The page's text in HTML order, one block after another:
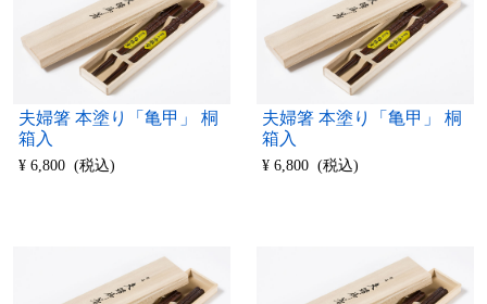
夫婦箸 本塗り「亀甲」 桐
箱入
¥ 6,800 (税込)
夫婦箸 本塗り「亀甲」 桐
箱入
¥ 6,800 (税込)